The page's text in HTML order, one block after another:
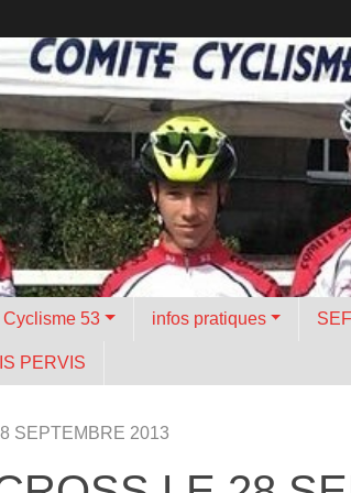
Cyclisme 53 infos pratiques
PERVIS
SEPTEMBRE 2013